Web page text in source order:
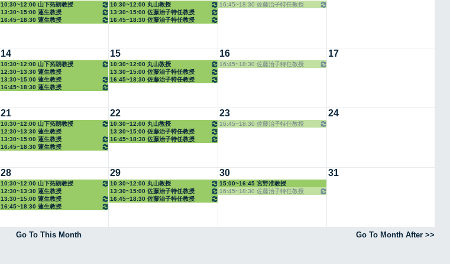
10:30~12:00 山下拓朗教授
13:30~15:00 蓮生教授
16:45~18:30 蓮生教授
10:30~12:00 丸山教授
13:30~15:00 佐藤治子特任教授
16:45~18:30 佐藤治子特任教授
16:45~18:30 佐藤治子特任教授
14
10:30~12:00 山下拓朗教授
12:30~13:30 蓮生教授
13:30~15:00 蓮生教授
16:45~18:30 蓮生教授
15
10:30~12:00 丸山教授
13:30~15:00 佐藤治子特任教授
16:45~18:30 佐藤治子特任教授
16
16:45~18:30 佐藤治子特任教授
17
21
10:30~12:00 山下拓朗教授
12:30~13:30 蓮生教授
13:30~15:00 蓮生教授
16:45~18:30 蓮生教授
22
10:30~12:00 丸山教授
13:30~15:00 佐藤治子特任教授
16:45~18:30 佐藤治子特任教授
23
16:45~18:30 佐藤治子特任教授
24
28
10:30~12:00 山下拓朗教授
12:30~13:30 蓮生教授
13:30~15:00 蓮生教授
16:45~18:30 蓮生教授
29
10:30~12:00 丸山教授
13:30~15:00 佐藤治子特任教授
16:45~18:30 佐藤治子特任教授
30
15:00~16:45 宮野准教授
16:45~18:30 佐藤治子特任教授
31
Go To This Month
Go To Month After >>